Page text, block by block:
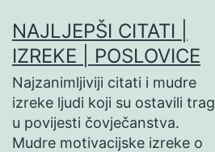
na
sadržaj
NAJLJEPŠI CITATI |
IZREKE | POSLOVICE
Najzanimljiviji citati i mudre
izreke ljudi koji su ostavili trag
u povijesti čovječanstva.
Mudre motivacijske izreke o